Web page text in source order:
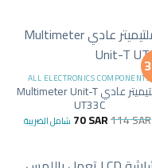
ALL ELECTRONICS COMPONENTS
ملتيميتر عادي Multimeter Unit-T
UT33C
114SAR
70SAR شامل الضريبة